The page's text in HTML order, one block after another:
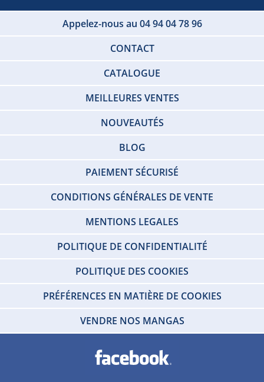
Appelez-nous au 04 94 04 78 96
CONTACT
CATALOGUE
MEILLEURES VENTES
NOUVEAUTÉS
BLOG
PAIEMENT SÉCURISÉ
CONDITIONS GÉNÉRALES DE VENTE
MENTIONS LEGALES
POLITIQUE DE CONFIDENTIALITÉ
POLITIQUE DES COOKIES
PRÉFÉRENCES EN MATIÈRE DE COOKIES
VENDRE NOS MANGAS